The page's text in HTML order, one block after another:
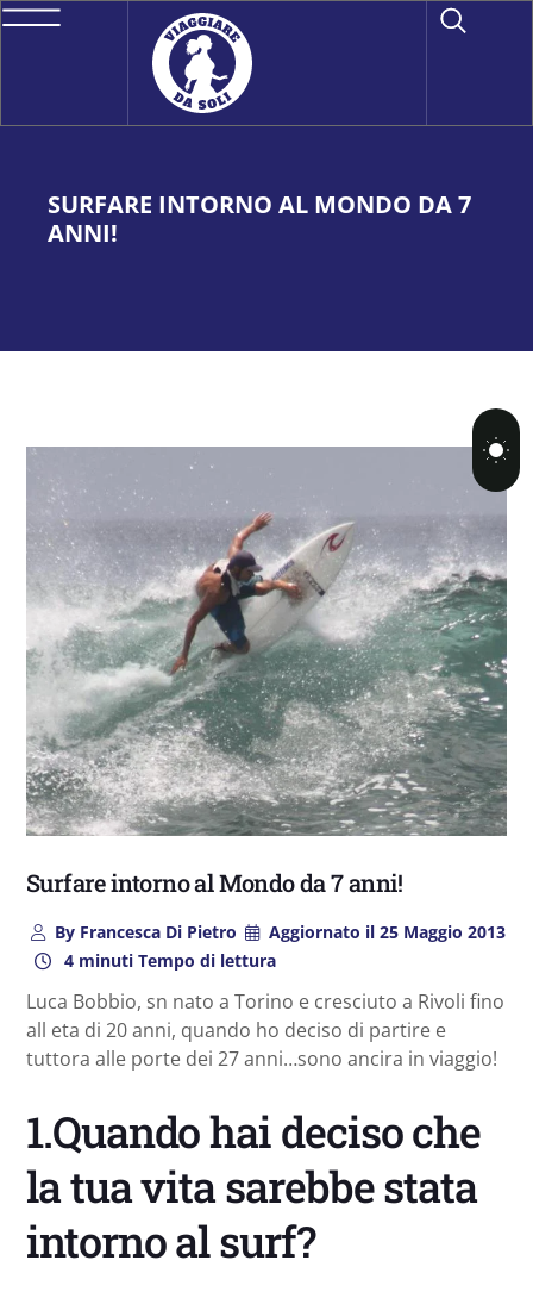
SURFARE INTORNO AL MONDO DA 7
ANNI!
Surfare intorno al Mondo da 7 anni!
ByFrancesca Di Pietro Aggiornato il 25 Maggio 2013
4 minuti Tempo di lettura
Luca Bobbio, sn nato a Torino e cresciuto a Rivoli fino
all eta di 20 anni, quando ho deciso di partire e
tuttora alle porte dei 27 anni…sono ancira in viaggio!
1.Quando hai deciso che
la tua vita sarebbe stata
intorno al surf?